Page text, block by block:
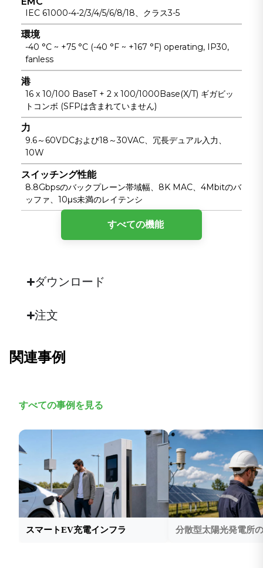
IEC 61000-4-2/3/4/5/6/8/18、クラス3-5
環境
-40 °C ~ +75 °C (-40 °F ~ +167 °F) operating, IP30,
fanless
港
16 x 10/100 BaseT + 2 x 100/1000Base(X/T) ギガビッ
トコンボ (SFPは含まれていません)
力
9.6～60VDCおよび18～30VAC、冗長デュアル入力、
10W
スイッチング性能
8.8Gbpsのバックプレーン帯域幅、8K MAC、4Mbitのバ
ッファ、10μs未満のレイテンシ
身体能力
ファンレス冷却
囲い
湿度
動作温度
-40 °C ~ +75 °C (-40 °F ~ +167 °F)
保護等級
IP30
すべての機能
ダウンロード
注文
関連事例
スマートEV充電インフラ 分散型太陽光発電所
すべての事例を見る